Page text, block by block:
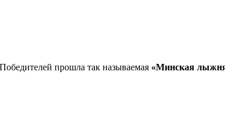
прошла так называемая «Минская